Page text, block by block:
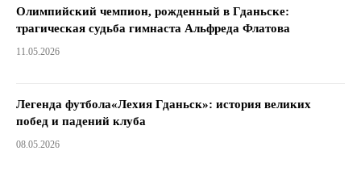
Олимпийский чемпион, рожденный в Гданьске:
трагическая судьба гимнаста Альфреда Флатова
11.05.2026
Легенда футбола«Лехия Гданьск»: история великих
побед и падений клуба
08.05.2026